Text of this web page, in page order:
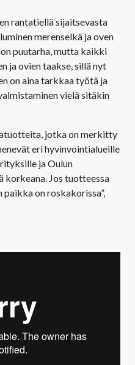
rantatiellä sijaitsevasta
merenselkä ja oven
puutarha, mutta kaikki
ja ovien taakse, sillä nyt
on aina tarkkaa työtä ja
vielä sitäkin
jotka on merkitty
eri hyvinvointialueille
ja Oulun
korkeana. Jos tuotteessa
paikka on roskakorissa”,